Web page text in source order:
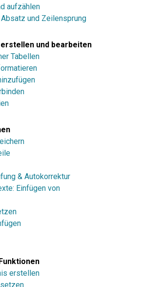
aufzählen
und Zeilensprung
und bearbeiten
Tabellen
& Autokorrektur
Einfügen von
erstellen